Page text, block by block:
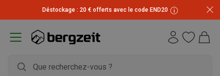
Déstockage : 20 € offerts avec le code END20